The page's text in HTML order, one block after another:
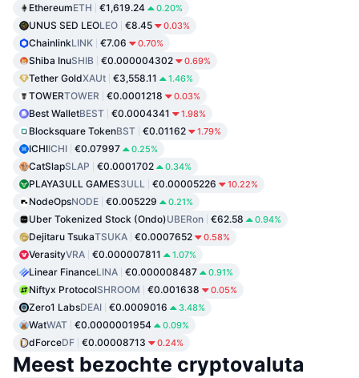
EthereumETH €1,619.24 0.20%
UNUS SED LEOLEO €8.45 0.03%
ChainlinkLINK €7.06 0.70%
Shiba InuSHIB €0.000004302 0.69%
Tether GoldXAUt €3,558.11 1.46%
TOWERTOWER €0.0001218 0.03%
Best WalletBEST €0.0004341 1.98%
Blocksquare TokenBST €0.01162 1.79%
ICHIICHI €0.07997 0.25%
CatSlapSLAP €0.0001702 0.34%
PLAYA3ULL GAMES3ULL €0.00005226 10.22%
NodeOpsNODE €0.005229 0.21%
Uber Tokenized Stock (Ondo)UBERon €62.58 0.94%
Dejitaru TsukaTSUKA €0.0007652 0.58%
VerasityVRA €0.000007811 1.07%
Linear FinanceLINA €0.000008487 0.91%
Niftyx ProtocolSHROOM €0.001638 0.05%
Zero1 LabsDEAI €0.0009016 3.48%
WatWAT €0.0000001954 0.09%
dForceDF €0.00008713 0.24%
Meest bezochte cryptovaluta